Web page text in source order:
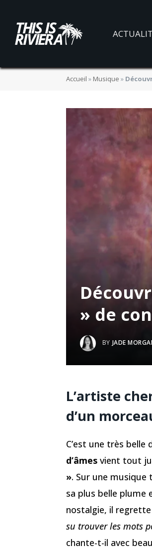
Accueil » Musique »
» de
BY JADE
L’artiste
d’un
C’est une très belle
d’âmes vient tout
». Sur une musique
sa plus belle plume
nostalgie, il
su trouver les mots
chante-t-il avec